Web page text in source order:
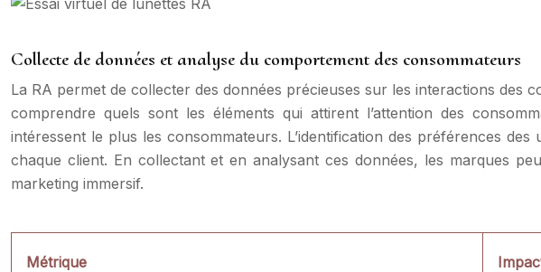
Collecte de données et analyse du comportement des consommateurs
La RA permet de collecter des données précieuses sur les interactions des
comprendre quels sont les éléments qui attirent l’attention des
intéressent le plus les consommateurs. L’identification des préférences
chaque client. En collectant et en analysant ces données, les marques
marketing immersif.
Métrique